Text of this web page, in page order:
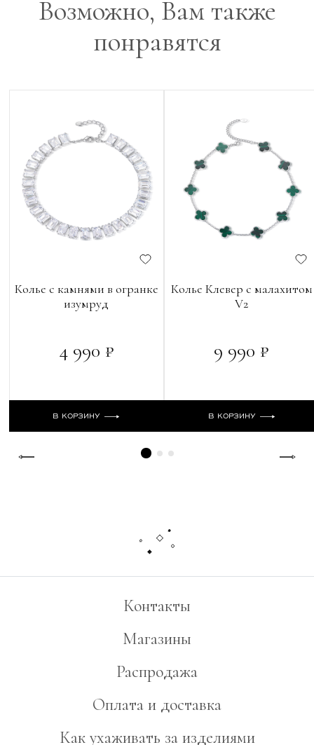
Возможно, Вам также
понравятся
Колье с камнями в огранке
изумруд
4 990 ₽
В КОРЗИНУ
Колье Клевер с малахитом
V2
9 990 ₽
В КОРЗИНУ
Контакты
Магазины
Распродажа
Оплата и доставка
Как ухаживать за изделиями